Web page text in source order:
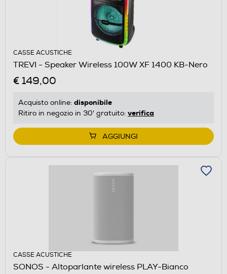
CASSE ACUSTICHE
TREVI - Speaker Wireless 100W XF 1400 KB-Nero
€ 149,00
Acquisto online: disponibile
Ritiro in negozio in 30' gratuito: verifica
AGGIUNGI
CASSE ACUSTICHE
SONOS - Altoparlante wireless PLAY-Bianco